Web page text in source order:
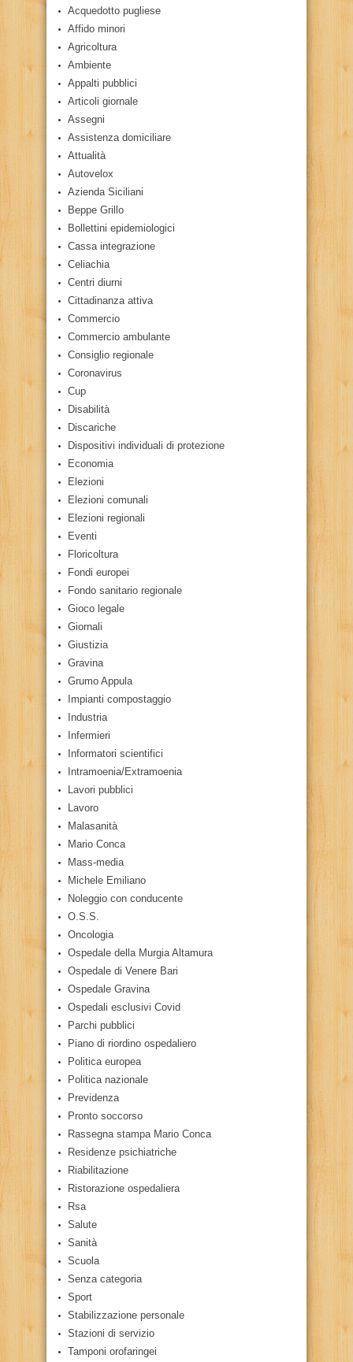
Acquedotto pugliese
Affido minori
Agricoltura
Ambiente
Appalti pubblici
Articoli giornale
Assegni
Assistenza domiciliare
Attualità
Autovelox
Azienda Siciliani
Beppe Grillo
Bollettini epidemiologici
Cassa integrazione
Celiachia
Centri diurni
Cittadinanza attiva
Commercio
Commercio ambulante
Consiglio regionale
Coronavirus
Cup
Disabilità
Discariche
Dispositivi individuali di protezione
Economia
Elezioni
Elezioni comunali
Elezioni regionali
Eventi
Floricoltura
Fondi europei
Fondo sanitario regionale
Gioco legale
Giornali
Giustizia
Gravina
Grumo Appula
Impianti compostaggio
Industria
Infermieri
Informatori scientifici
Intramoenia/Extramoenia
Lavori pubblici
Lavoro
Malasanità
Mario Conca
Mass-media
Michele Emiliano
Noleggio con conducente
O.S.S.
Oncologia
Ospedale della Murgia Altamura
Ospedale di Venere Bari
Ospedale Gravina
Ospedali esclusivi Covid
Parchi pubblici
Piano di riordino ospedaliero
Politica europea
Politica nazionale
Previdenza
Pronto soccorso
Rassegna stampa Mario Conca
Residenze psichiatriche
Riabilitazione
Ristorazione ospedaliera
Rsa
Salute
Sanità
Scuola
Senza categoria
Sport
Stabilizzazione personale
Stazioni di servizio
Tamponi orofaringei